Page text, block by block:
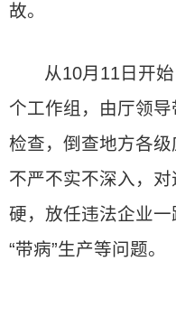
故。
从10月11日开
个工作组，由厅领
检查，倒查地方各
不严不实不深入，
硬，放任违法企业一
“带病”生产等问题。